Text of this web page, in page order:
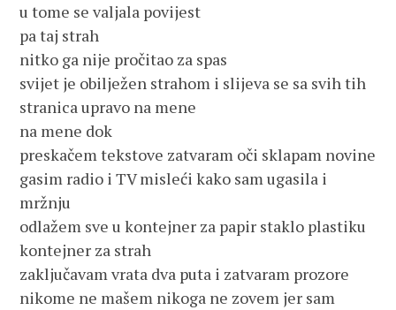
u tome se valjala povijest
pa taj strah
nitko ga nije pročitao za spas
svijet je obilježen strahom i slijeva se sa svih tih
stranica upravo na mene
na mene dok
preskačem tekstove zatvaram oči sklapam novine
gasim radio i TV misleći kako sam ugasila i
mržnju
odlažem sve u kontejner za papir staklo plastiku
kontejner za strah
zaključavam vrata dva puta i zatvaram prozore
nikome ne mašem nikoga ne zovem jer sam